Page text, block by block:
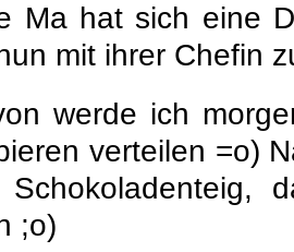
Ma hat sich eine
mit ihrer Chefin
werde ich
verteilen =o)
;o)